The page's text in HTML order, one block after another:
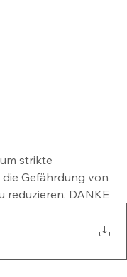
strikte
Gefährdung von
reduzieren. DANKE